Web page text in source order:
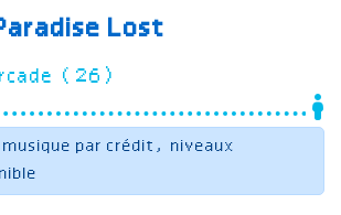
Lost
(26)
par crédit, niveaux